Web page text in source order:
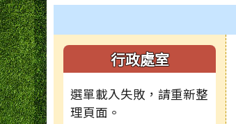
左邊區域內容
行政處室
選單載入失敗，請重新整
理頁面。
頁尾區域